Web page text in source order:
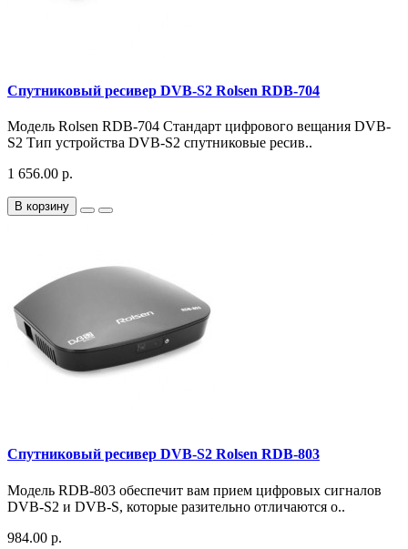
Спутниковый ресивер DVB-S2 Rolsen RDB-704
Модель Rolsen RDB-704 Стандарт цифрового вещания DVB-
S2 Тип устройства DVB-S2 спутниковые ресив..
1 656.00 р.
В корзину
Спутниковый ресивер DVB-S2 Rolsen RDB-803
Модель RDB-803 обеспечит вам прием цифровых сигналов
DVB-S2 и DVB-S, которые разительно отличаются о..
984.00 р.